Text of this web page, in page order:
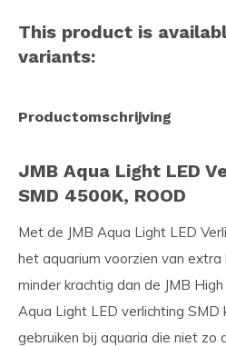
This product is
variants:
Productomschrijving
JMB Aqua Light LED
SMD 4500K, ROOD
Met de JMB Aqua Light LED
het aquarium voorzien van extra
minder krachtig dan de JMB
Aqua Light LED verlichting SMD
gebruiken bij aquaria die niet zo